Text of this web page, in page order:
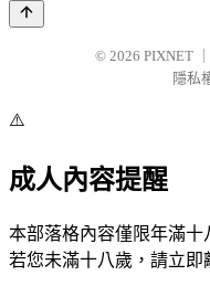
© 2026 PIXNET
隱私
⚠️
成人內容提醒
本部落格內容僅限年滿十
若您未滿十八歲，請立即